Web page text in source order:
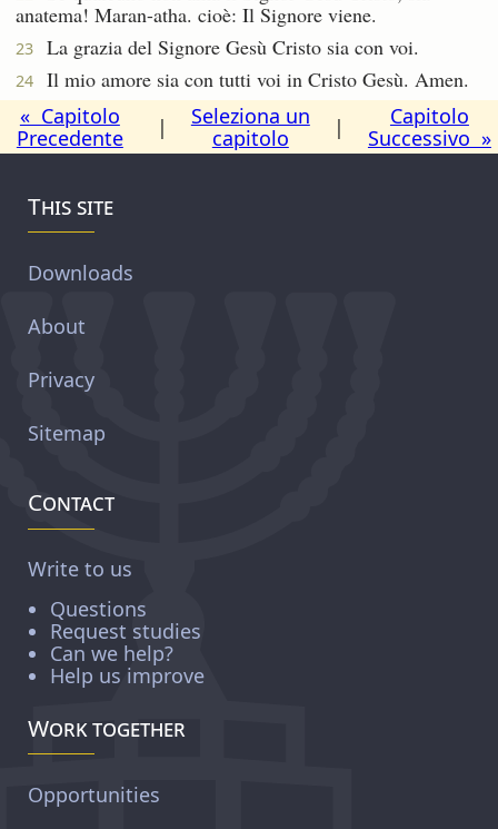
anatema! Maran-atha. cioè: Il Signore viene.
23 La grazia del Signore Gesù Cristo sia con voi.
24
Il mio amore sia con tutti voi in Cristo Gesù. Amen.
« Capitolo
Precedente
|
Seleziona un
capitolo
|
Capitolo
Successivo »
This site
Downloads
About
Privacy
Sitemap
Contact
Write to us
Questions
Request studies
Can we help?
Help us improve
Work together
Opportunities